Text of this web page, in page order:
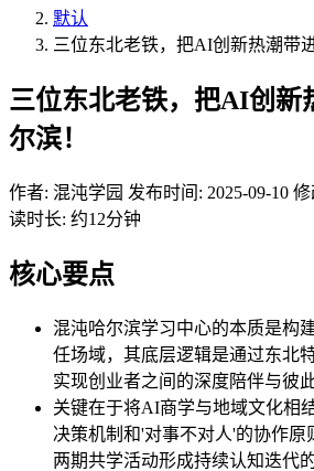
默认
三位东北老铁，把AI创新热潮带
三位东北老铁，把AI创新
尔滨！
作者: 混沌学园 发布时间: 2025-09-10 修
读时长: 约12分钟
核心要点
混沌哈尔滨学习中心的本质是构
任场域，其底层逻辑是通过东北
实现创业者之间的深度陪伴与彼
关键在于将AI商学与地域文化相
决策机制和'对事不对人'的协作原
两期共学活动形成持续认知迭代